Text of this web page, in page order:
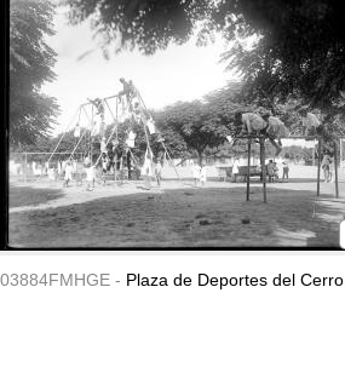
03884FMHGE - Plaza de Deportes del Cerro.